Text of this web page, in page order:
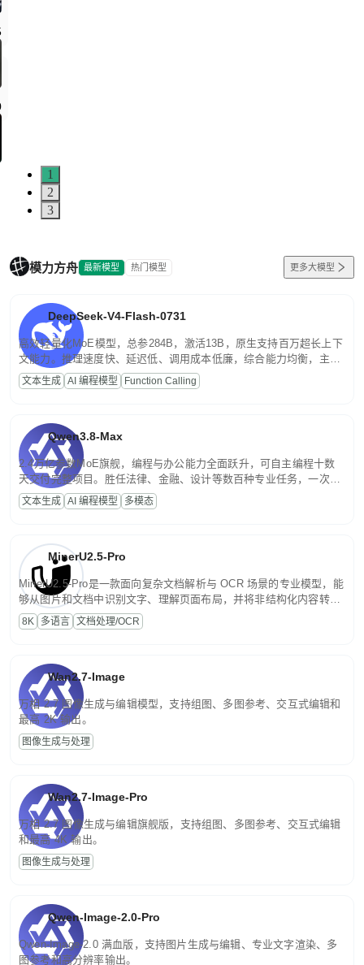
1
2
3
模力方舟 最新模型 热门模型 更多大模型
DeepSeek-V4-Flash-0731
高效轻量化MoE模型，总参284B，激活13B，原生支持百万超长上下
文能力。推理速度快、延迟低、调用成本低廉，综合能力均衡，主打
高并发、轻量化任务，适合日常对话、内容创作、基础 RAG、批量
文案处理等普惠刚需场景。
文本生成 AI 编程模型 Function Calling
Qwen3.8-Max
2.4万亿参数MoE旗舰，编程与办公能力全面跃升，可自主编程十数
天交付完整项目。胜任法律、金融、设计等数百种专业任务，一次对
话端到端交付生产级成果。原生视觉理解贯穿规划、执行与验证全流
程，支持超长文档与长视频的深度语义解析。长程任务中自主规划与
文本生成 AI 编程模型 多模态
MinerU2.5-Pro
MinerU2.5-Pro是一款面向复杂文档解析与 OCR 场景的专业模型，能
够从图片和文档中识别文字、理解页面布局，并将非结构化内容转换
为便于存储、检索和二次处理的结构化结果。
8K 多语言 文档处理/OCR
Wan2.7-Image
万相 2.7 图像生成与编辑模型，支持组图、多图参考、交互式编辑和
最高 2K 输出。
图像生成与处理
Wan2.7-Image-Pro
万相 2.7 图像生成与编辑旗舰版，支持组图、多图参考、交互式编辑
和最高 4K 输出。
图像生成与处理
Qwen-Image-2.0-Pro
Qwen-Image-2.0 满血版，支持图片生成与编辑、专业文字渲染、多
图参考和高分辨率输出。